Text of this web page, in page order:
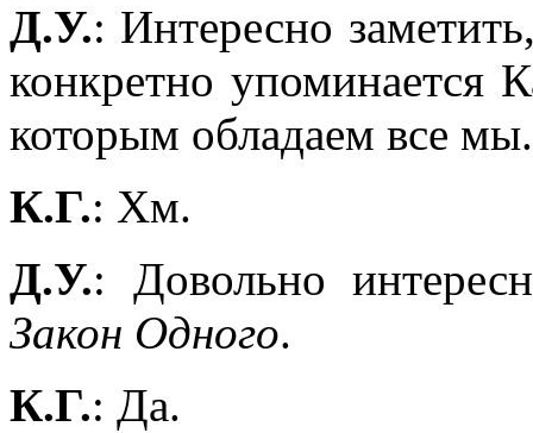
Д.У.: Интересно
конкретно упоминается
которым обладаем все мы.
К.Г.: Хм.
Д.У.: Довольно
Закон Одного.
К.Г.: Да.